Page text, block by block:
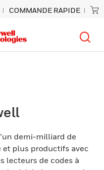
COMMANDE RAPIDE
demi-milliard de
plus productifs avec
lecteurs de codes à